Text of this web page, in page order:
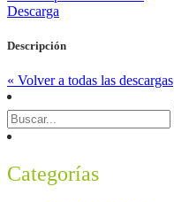
Descarga
Descripción
« Volver a todas las descargas
Categorías